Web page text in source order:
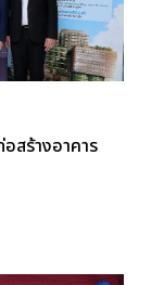
สร้างอาคาร